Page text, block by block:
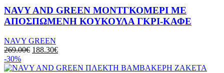
NAVY AND GREEN ΜΟΝΤΓΚΟΜΕΡΙ ΜE
ΑΠΟΣΠΩΜΕΝΗ ΚΟΥΚΟΥΛΑ ΓΚΡΙ-ΚΑΦΕ
NAVY GREEN
269.00€ 188.30€
-30%